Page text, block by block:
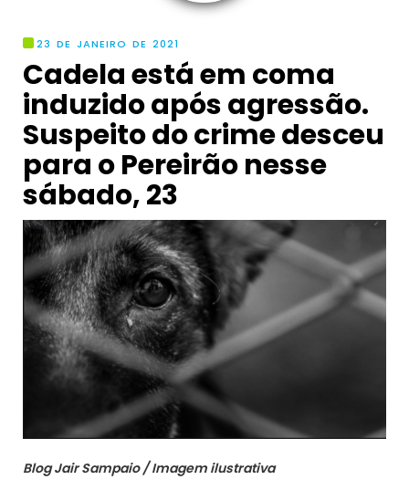
23 DE JANEIRO DE 2021
Cadela está em coma
induzido após agressão.
Suspeito do crime desceu
para o Pereirão nesse
sábado, 23
Blog Jair Sampaio / Imagem ilustrativa